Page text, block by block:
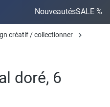
NouveautésSALE %
créatif / collectionner
doré, 6